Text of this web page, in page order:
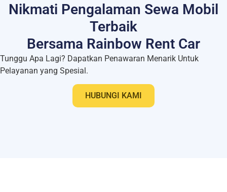
Nikmati Pengalaman Sewa Mobil
Terbaik
Bersama Rainbow Rent Car
Tunggu Apa Lagi? Dapatkan Penawaran Menarik Untuk
Pelayanan yang Spesial.
HUBUNGI KAMI